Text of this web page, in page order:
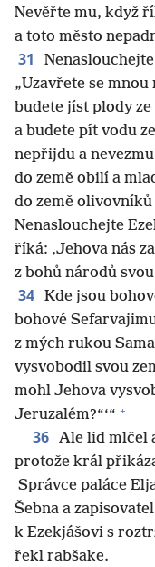
Nevěřte mu, když
a toto město
31
„Uzavřete se
budete jíst plody
a budete pít vodu
nepřijdu a
do země obilí a
do země olivovníků
Nenaslouchejte
říká: ‚Jehova nás
z bohů národů
34 Kde jsou
bohové
z mých rukou
vysvobodil svou
mohl Jehova
Jeruzalém?“‘“ +
36 Ale lid mlčel
protože král
Správce paláce
Šebna a
k Ezekjášovi s
řekl rabšake.